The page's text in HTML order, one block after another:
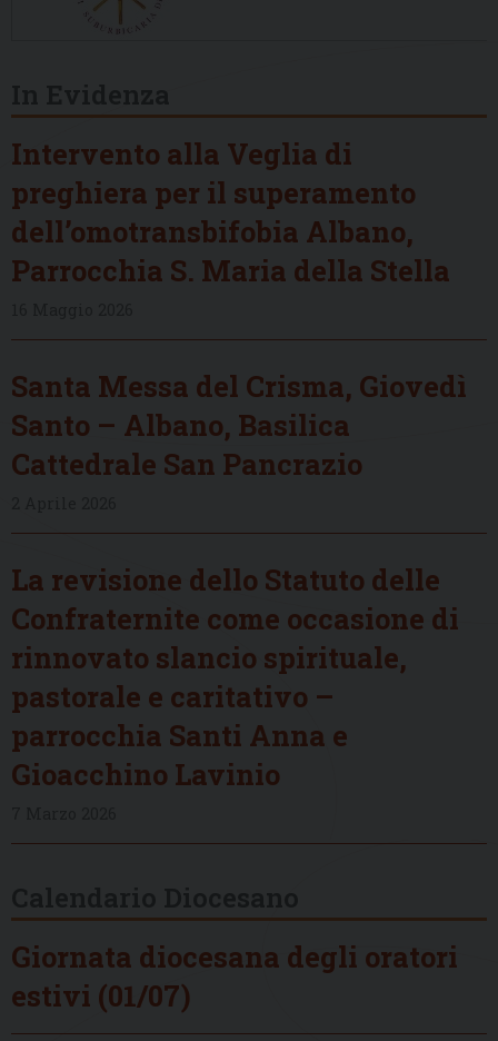
Intervento alla Veglia di
preghiera per il superamento
dell’omotransbifobia Albano,
Parrocchia S. Maria della Stella
Santa Messa del Crisma, Giovedì
Santo – Albano, Basilica
Cattedrale San Pancrazio
La revisione dello Statuto delle
Confraternite come occasione di
rinnovato slancio spirituale,
pastorale e caritativo –
parrocchia Santi Anna e
Gioacchino Lavinio
Giornata diocesana degli oratori
estivi (01/07)